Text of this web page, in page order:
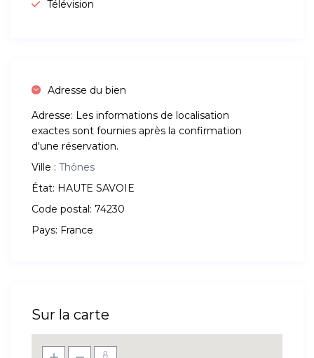
Télévision
Adresse du bien
Adresse: Les informations de localisation
exactes sont fournies après la confirmation
d'une réservation.
Ville : Thônes
État: HAUTE SAVOIE
Code postal: 74230
Pays: France
Sur la carte